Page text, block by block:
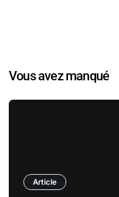
Vous avez manqué
Article